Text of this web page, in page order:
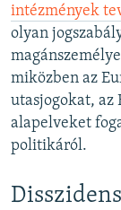
intézmények
olyan
miközben az
utasjogokat, az
alapelveket
politikáról.